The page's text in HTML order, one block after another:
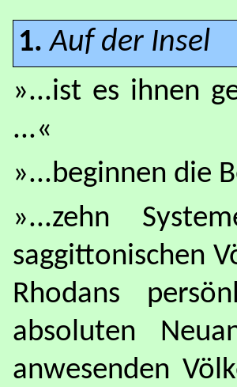
1.Auf der Insel
»...ist es ihnen
...«
»...beginnen die
»...zehn
saggittonischen
Rhodans
absoluten
anwesenden